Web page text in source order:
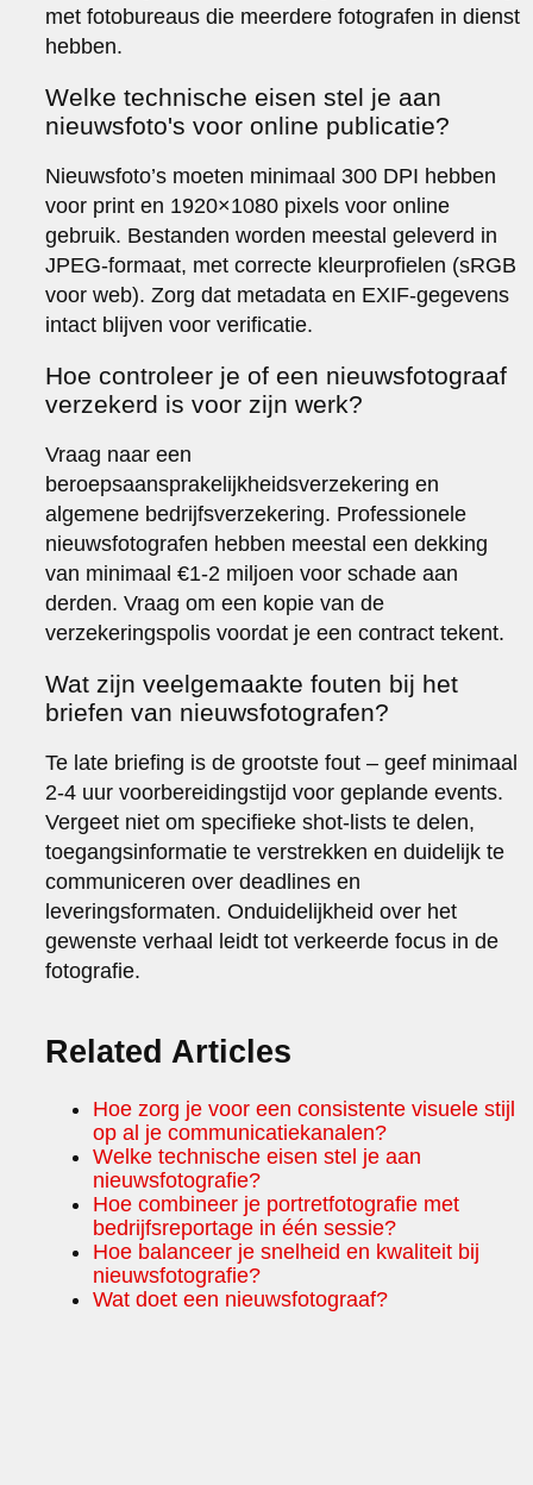
met fotobureaus die meerdere fotografen in dienst
hebben.
Welke technische eisen stel je aan
nieuwsfoto's voor online publicatie?
Nieuwsfoto’s moeten minimaal 300 DPI hebben
voor print en 1920×1080 pixels voor online
gebruik. Bestanden worden meestal geleverd in
JPEG-formaat, met correcte kleurprofielen (sRGB
voor web). Zorg dat metadata en EXIF-gegevens
intact blijven voor verificatie.
Hoe controleer je of een nieuwsfotograaf
verzekerd is voor zijn werk?
Vraag naar een
beroepsaansprakelijkheidsverzekering en
algemene bedrijfsverzekering. Professionele
nieuwsfotografen hebben meestal een dekking
van minimaal €1-2 miljoen voor schade aan
derden. Vraag om een kopie van de
verzekeringspolis voordat je een contract tekent.
Wat zijn veelgemaakte fouten bij het
briefen van nieuwsfotografen?
Te late briefing is de grootste fout – geef minimaal
2-4 uur voorbereidingstijd voor geplande events.
Vergeet niet om specifieke shot-lists te delen,
toegangsinformatie te verstrekken en duidelijk te
communiceren over deadlines en
leveringsformaten. Onduidelijkheid over het
gewenste verhaal leidt tot verkeerde focus in de
fotografie.
Related Articles
Hoe zorg je voor een consistente visuele stijl
op al je communicatiekanalen?
Welke technische eisen stel je aan
nieuwsfotografie?
Hoe combineer je portretfotografie met
bedrijfsreportage in één sessie?
Hoe balanceer je snelheid en kwaliteit bij
nieuwsfotografie?
Wat doet een nieuwsfotograaf?